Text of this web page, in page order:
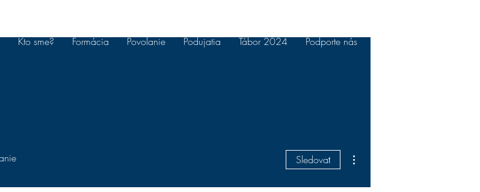
Kto sme? Formácia Povolanie Podujatia Tábor 2024 Podporte nás
Sledovať